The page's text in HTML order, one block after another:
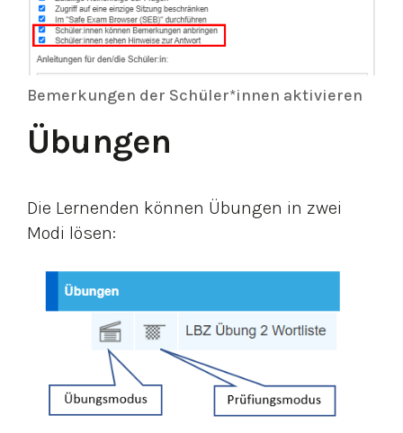
Bemerkungen der Schüler*innen aktivieren
Übungen
Die Lernenden können Übungen in zwei
Modi lösen: